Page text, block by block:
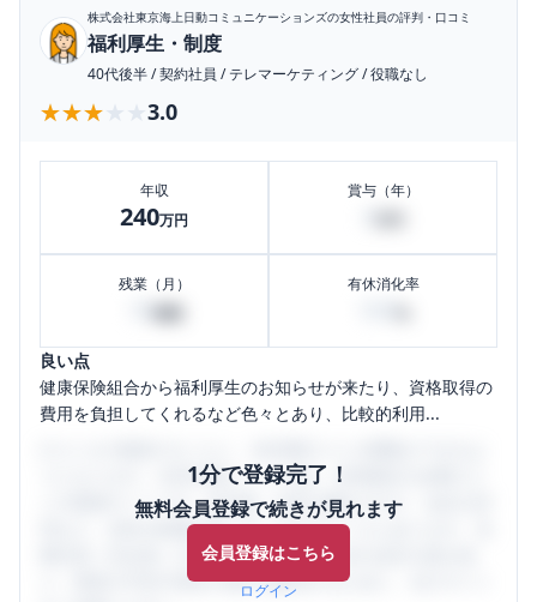
株式会社東京海上日動コミュニケーションズの女性社員の評判・口コミ
福利厚生・制度
40代後半/契約社員 /テレマーケティング/役職なし
★★★★★
★★★★★ 3.0
年収
240万円
賞与（年）
残業（月） 有休消化率
良い点
健康保険組合から福利厚生のお知らせが来たり、資格取得の
費用を負担してくれるなど色々とあり、比較的利用...
1分で登録完了！
無料会員登録で続きが見れます
会員登録はこちら
ログイン
うになります。SHEHUB(シーハブ)は、女性限定の企業口コ
ミの投稿サイトです。給与面・女性の働きやすさ・会社の評
判など、女性の転職は気にすべき点がたくさんあります。先
輩社員（元社員）の口コミを通して、本当の会社の姿を知
り、将来の不安や現在の悩みを解消するために、ぜひサイト